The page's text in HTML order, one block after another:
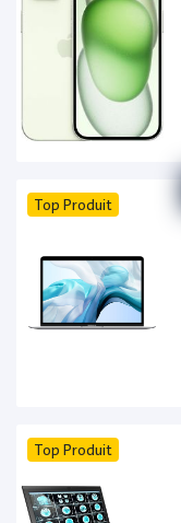
Top Produit
Top Produit